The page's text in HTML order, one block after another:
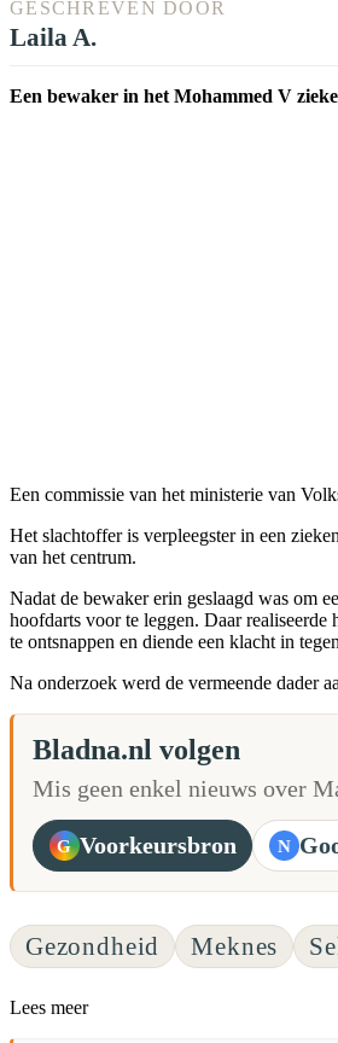
GESCHREVEN DOOR
Laila A.
Een bewaker in het Mohammed V
Een commissie van het ministerie van
Het slachtoffer is verpleegster in een
van het centrum.
Nadat de bewaker erin geslaagd was om
hoofdarts voor te leggen. Daar
te ontsnappen en diende een klacht in
Na onderzoek werd de vermeende dader
Bladna.nl volgen
Mis geen enkel nieuws over
G Voorkeursbron N
Gezondheid Meknes
Lees meer